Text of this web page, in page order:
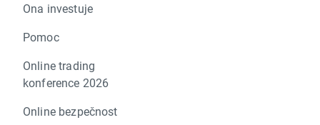
Ona investuje
Pomoc
Online trading
konference 2026
Online bezpečnost